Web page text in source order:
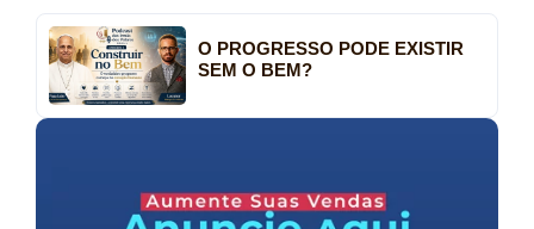
O PROGRESSO PODE EXISTIR
SEM O BEM?